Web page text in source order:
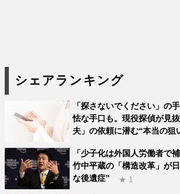
シェアランキング
「探さないでください」の
怯な手口も。現役探偵が見
夫」の依頼に潜む“本当の狙
「少子化は外国人労働者で
竹中平蔵の「構造改革」が
な後遺症”
★ 1